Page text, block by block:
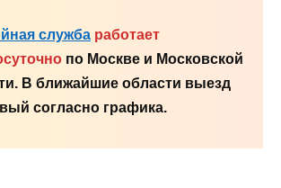
служба работает
по Москве и Московской
В ближайшие области выезд
согласно графика.